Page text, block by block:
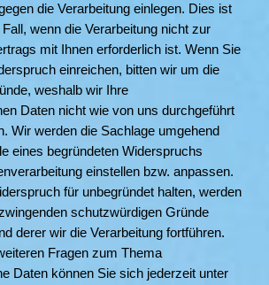
die Verarbeitung einlegen. Dies ist
wenn die Verarbeitung nicht zur
mit Ihnen erforderlich ist. Wenn Sie
einreichen, bitten wir um die
weshalb wir Ihre
Daten nicht wie von uns durchgeführt
Wir werden die Sachlage umgehend
eines begründeten Widerspruchs
einstellen bzw. anpassen.
für unbegründet halten, werden
schutzwürdigen Gründe
derer wir die Verarbeitung fortführen.
Fragen zum Thema
Daten können Sie sich jederzeit unter